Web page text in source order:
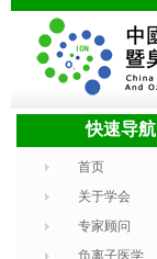
快速导航
首页
关于学会
专家顾问
负离子医学